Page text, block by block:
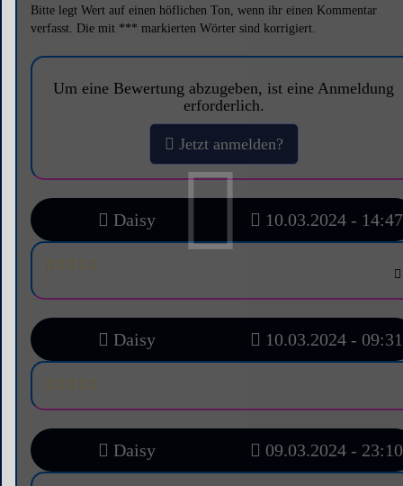
Bitte legt Wert auf einen höflichen Ton, wenn ihr einen Kommentar
verfasst. Die mit *** markierten Wörter sind korrigiert.
Um eine Bewertung abzugeben, ist eine Anmeldung
erforderlich.
Jetzt anmelden?
Daisy 10.03.2024 - 14:47
Daisy 10.03.2024 - 09:31
Daisy 09.03.2024 - 23:10